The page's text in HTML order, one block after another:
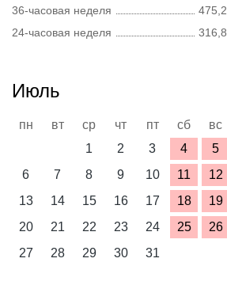
36-часовая неделя
475,2
24-часовая неделя
316,8
Июль
пн вт ср чт пт сб
вс
1
2 3 4
5
6
7 8 9 10 11
12
13
14 15 16 17 18
19
20
21 22 23 24 25
26
27
28 29 30 31